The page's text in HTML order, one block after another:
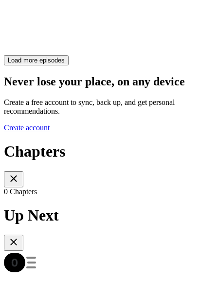
Load more episodes
Never lose your place, on any device
Create a free account to sync, back up, and get personal
recommendations.
Create account
Chapters
0 Chapters
Up Next